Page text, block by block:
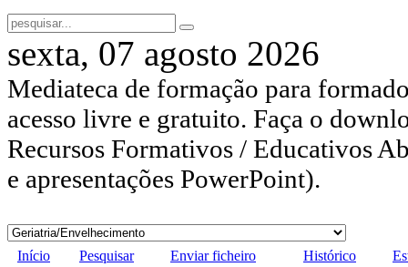
sexta, 07 agosto 2026
Mediateca de formação para
acesso livre e gratuito. Faça o
Recursos Formativos / Educativos
e apresentações PowerPoint).
Início Pesquisar Enviar ficheiro Histórico